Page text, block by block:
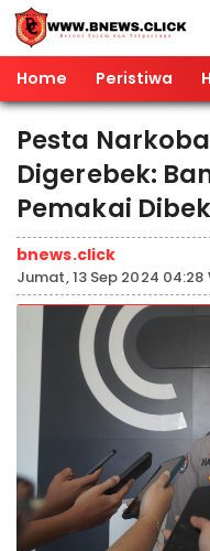
Home Peristiwa
Pesta
Digerebek:
Pemakai
bnews.click
Jumat, 13 Sep 2024 04:28